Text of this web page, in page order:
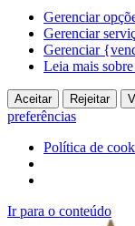
Gerenciar
Gerenciar
Gerenciar
Leia mais
Aceitar Rejeitar
preferências
Política de
Ir para o conteúdo